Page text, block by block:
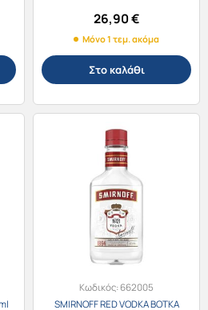
26,90€
Μόνο 1 τεμ. ακόμα
Στο καλάθι
Κωδικός:662005
SMIRNOFF RED VODKA ΒΟΤΚΑ